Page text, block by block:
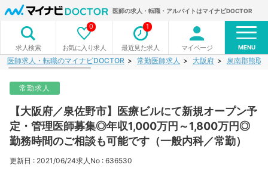
医師の求人・転職・アルバイトはマイナビDOCTOR
求人検索 お気に入り求人
0
最近見た求人
1
マイページ MENU
医師求人・転職のマイナビDOCTOR 常勤医師求人 大阪府 泉南郡熊取
常勤求人
【大阪府／泉佐野市】医療ビルにて新規オープン予
定・管理医師募集◎年収1,000万円～1,800万円◎
勤務時間のご相談も可能です（一般内科／常勤）
更新日 : 2021/06/24求人No : 636530